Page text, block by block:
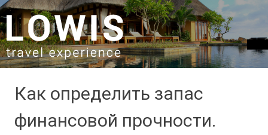
SKIP TO CONTENT
Как определить запас
финансовой прочности.